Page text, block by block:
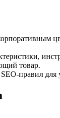
товар.
SEO-правил